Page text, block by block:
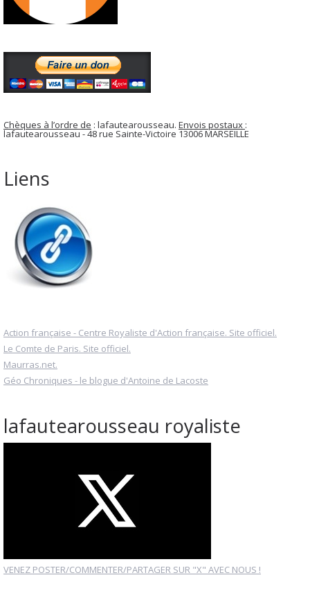
Chèques à l’ordre de : lafautearousseau. Envois postaux :
lafautearousseau - 48 rue Sainte-Victoire 13006 MARSEILLE
Liens
Action française - Centre Royaliste d'Action française. Site officiel.
Le Comte de Paris. Site officiel.
Maurras.net.
Géo Chroniques - le blogue d'Antoine de Lacoste
lafautearousseau royaliste
VENEZ POSTER/COMMENTER/PARTAGER SUR "X" AVEC NOUS !